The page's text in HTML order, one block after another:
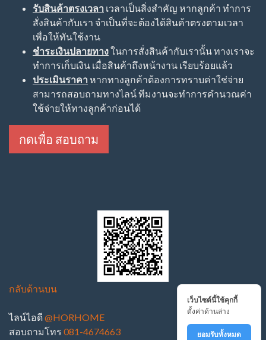
รับสินค้าตรงเวลา เวลาเป็นสิ่งสำคัญ หากลูกค้า ทำการ
สั่งสินค้ากับเรา จำเป็นที่จะต้องได้สินค้าตรงตามเวลา
เพื่อให้ทันใช้งาน
ชำระเงินปลายทางในการสั่งสินค้ากับเรานั้น ทางเราจะ
ทำการเก็บเงิน เมื่อสินค้าถึงหน้างาน เรียบร้อยแล้ว
ประเมินราคา หากทางลูกค้าต้องการทราบค่าใช่จ่าย
สามารถสอบถามทางไลน์ ทีมงานจะทำการคำนวณค่า
ใช้จ่ายให้ทางลูกค้าก่อนได้
กดเพื่อ สอบถาม
กลับด้านบน
ไลน์ไอดี@HORHOME
สอบถามโทร 081-4674663
เว็บไซต์นี้ใช้คุกกี้
ตั้งค่าด้านล่าง
ยอมรับทั้งหมด